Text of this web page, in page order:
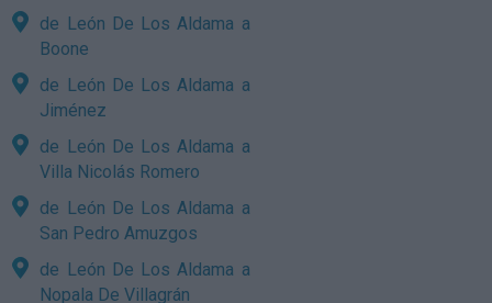
de León De Los Aldama a
Boone
de León De Los Aldama a
Jiménez
de León De Los Aldama a
Villa Nicolás Romero
de León De Los Aldama a
San Pedro Amuzgos
de León De Los Aldama a
Nopala De Villagrán